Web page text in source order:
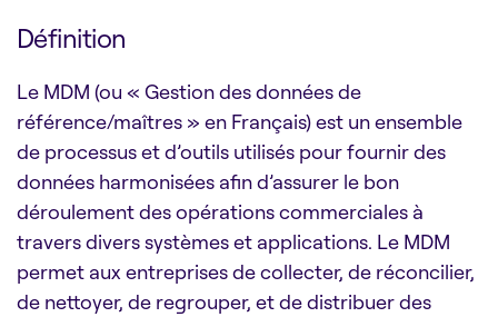
Définition
Le MDM (ou « Gestion des données de
référence/maîtres » en Français) est un ensemble
de processus et d’outils utilisés pour fournir des
données harmonisées afin d’assurer le bon
déroulement des opérations commerciales à
travers divers systèmes et applications. Le MDM
permet aux entreprises de collecter, de réconcilier,
de nettoyer, de regrouper, et de distribuer des